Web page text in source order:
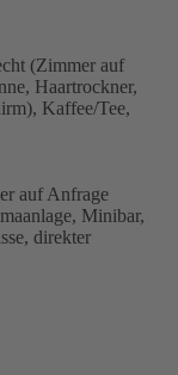
(Zimmer auf
Haartrockner,
Kaffee/Tee,
auf Anfrage
Minibar,
direkter